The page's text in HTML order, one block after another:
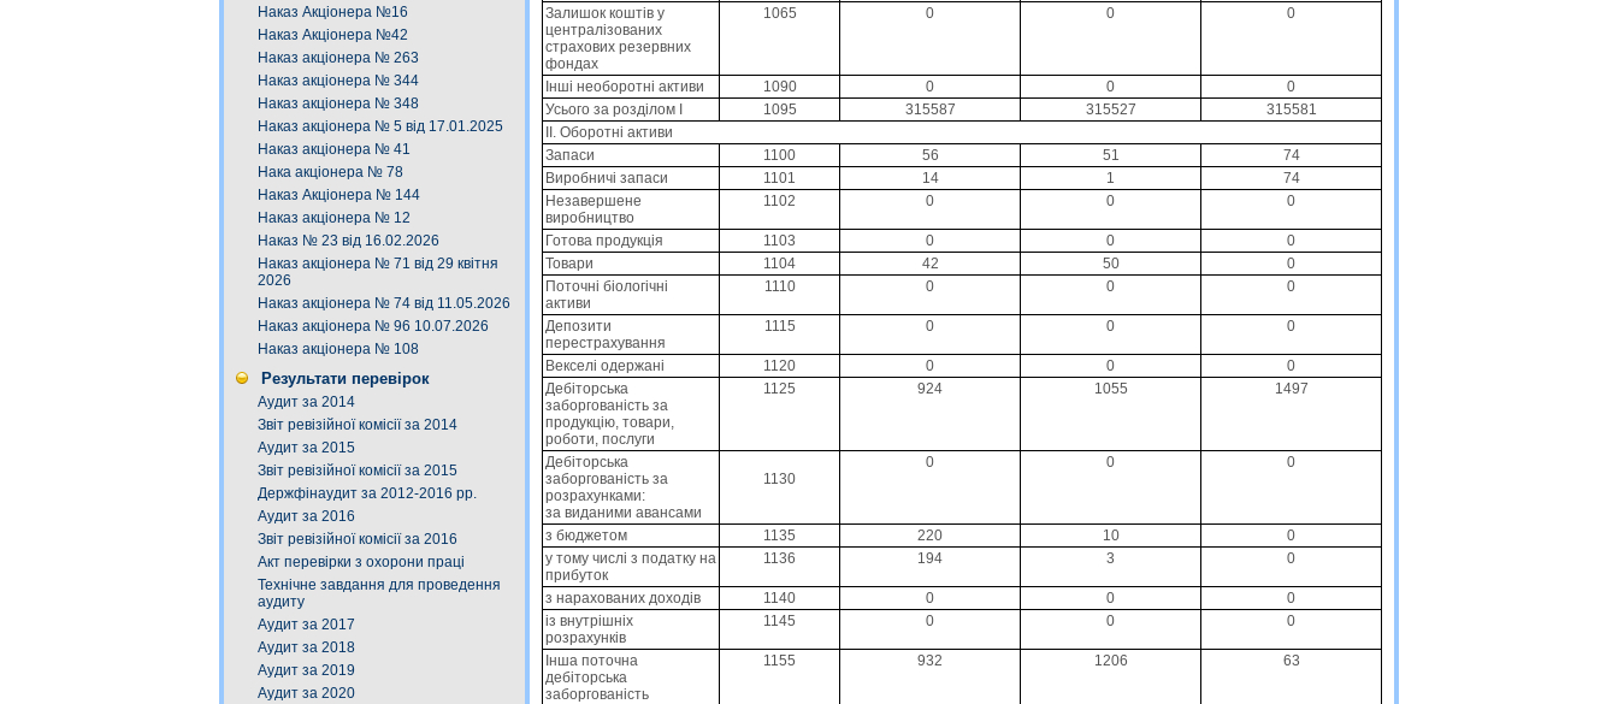
Наказ Акціонера №16
Наказ Акціонера №42
Наказ акціонера № 263
Наказ акціонера № 344
Наказ акціонера № 348
Наказ акціонера № 5 від 17.01.2025
Наказ акціонера № 41
Нака акціонера № 78
Наказ Акціонера № 144
Наказ акціонера № 12
Наказ № 23 від 16.02.2026
Наказ акціонера № 71 від 29 квітня
2026
Наказ акціонера № 74 від 11.05.2026
Наказ акціонера № 96 10.07.2026
Наказ акціонера № 108
Результати перевірок
Аудит за 2014
Звіт ревізійної комісії за 2014
Аудит за 2015
Звіт ревізійної комісії за 2015
Держфінаудит за 2012-2016 рр.
Аудит за 2016
Звіт ревізійної комісії за 2016
Акт перевірки з охорони праці
Технічне завдання для проведення
аудиту
Аудит за 2017
Аудит за 2018
Аудит за 2019
Аудит за 2020
Залишок коштів у
централізованих
страхових резервних
фондах
1065 0 0 0
Інші необоротні активи 1090 0 0
0
Усього за розділом I
1095 315587 315527
315581
II. Оборотні активи
Запаси
1100 56 51
74
Виробничі запаси
1101 14 1
74
Незавершене
виробництво
1102 0 0 0
Готова продукція 1103 0 0
0
Товари
1104 42 50
0
Поточні біологічні
активи
1110 0 0 0
Депозити
перестрахування
1115 0 0 0
Векселі одержані 1120 0 0
0
Дебіторська
заборгованість за
продукцію, товари,
роботи, послуги
1125 924 1055 1497
Дебіторська
заборгованість за
розрахунками:
за виданими авансами
1130
0 0 0
з бюджетом 1135 220 10
0
у тому числі з податку на
прибуток
1136 194 3 0
з нарахованих доходів 1140 0 0
0
із внутрішніх
розрахунків
1145 0 0 0
Інша поточна
дебіторська
заборгованість
1155 932 1206 63